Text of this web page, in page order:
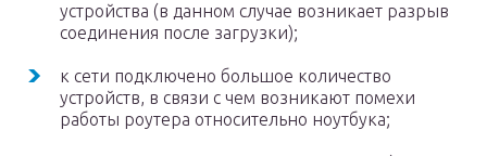
устройства (в данном случае возникает разрыв
соединения после загрузки);
к сети подключено большое количество
устройств, в связи с чем возникают помехи
работы роутера относительно ноутбука;